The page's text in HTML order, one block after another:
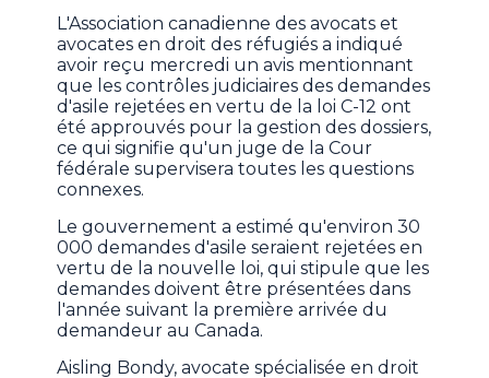
L'Association canadienne des avocats et
avocates en droit des réfugiés a indiqué
avoir reçu mercredi un avis mentionnant
que les contrôles judiciaires des demandes
d'asile rejetées en vertu de la loi C-12 ont
été approuvés pour la gestion des dossiers,
ce qui signifie qu'un juge de la Cour
fédérale supervisera toutes les questions
connexes.
Le gouvernement a estimé qu'environ 30
000 demandes d'asile seraient rejetées en
vertu de la nouvelle loi, qui stipule que les
demandes doivent être présentées dans
l'année suivant la première arrivée du
demandeur au Canada.
Aisling Bondy, avocate spécialisée en droit